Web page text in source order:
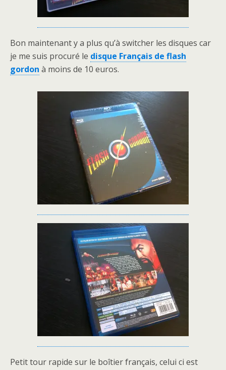
Bon maintenant y a plus qu’à switcher les disques car
je me suis procuré le disque Français de flash
gordon à moins de 10 euros.
Petit tour rapide sur le boîtier français, celui ci est